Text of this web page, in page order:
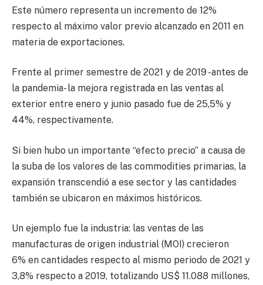
Este número representa un incremento de 12%
respecto al máximo valor previo alcanzado en 2011 en
materia de exportaciones.
Frente al primer semestre de 2021 y de 2019 -antes de
la pandemia- la mejora registrada en las ventas al
exterior entre enero y junio pasado fue de 25,5% y
44%, respectivamente.
Si bien hubo un importante “efecto precio” a causa de
la suba de los valores de las commodities primarias, la
expansión transcendió a ese sector y las cantidades
también se ubicaron en máximos históricos.
Un ejemplo fue la industria: las ventas de las
manufacturas de origen industrial (MOI) crecieron
6% en cantidades respecto al mismo periodo de 2021 y
3,8% respecto a 2019, totalizando US$ 11.088 millones,